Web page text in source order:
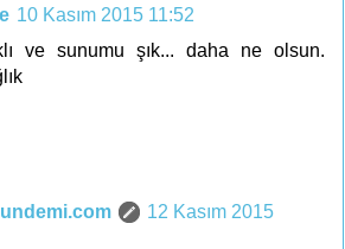
10 Kasım 2015 11:52
ve sunumu şık... daha ne olsun.
12 Kasım 2015